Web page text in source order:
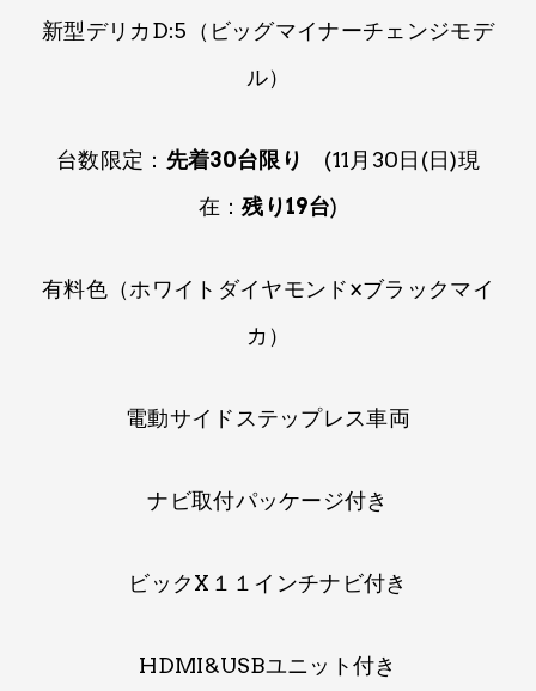
新型デリカD:5（ビッグマイナーチェンジモデ
ル）
台数限定： 先着30台限り (11月30日(日)現
在：残り19台)
有料色（ホワイトダイヤモンド×ブラックマイ
カ）
電動サイドステップレス車両
ナビ取付パッケージ付き
ビックX１１インチナビ付き
HDMI&USBユニット付き